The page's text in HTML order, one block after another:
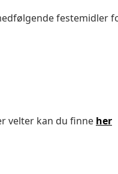
festemidler
velter kan du finne her